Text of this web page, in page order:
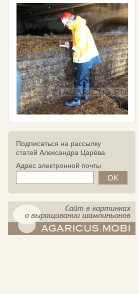
Подписаться на рассылку
статей Александра Царёва
Адрес электронной почты